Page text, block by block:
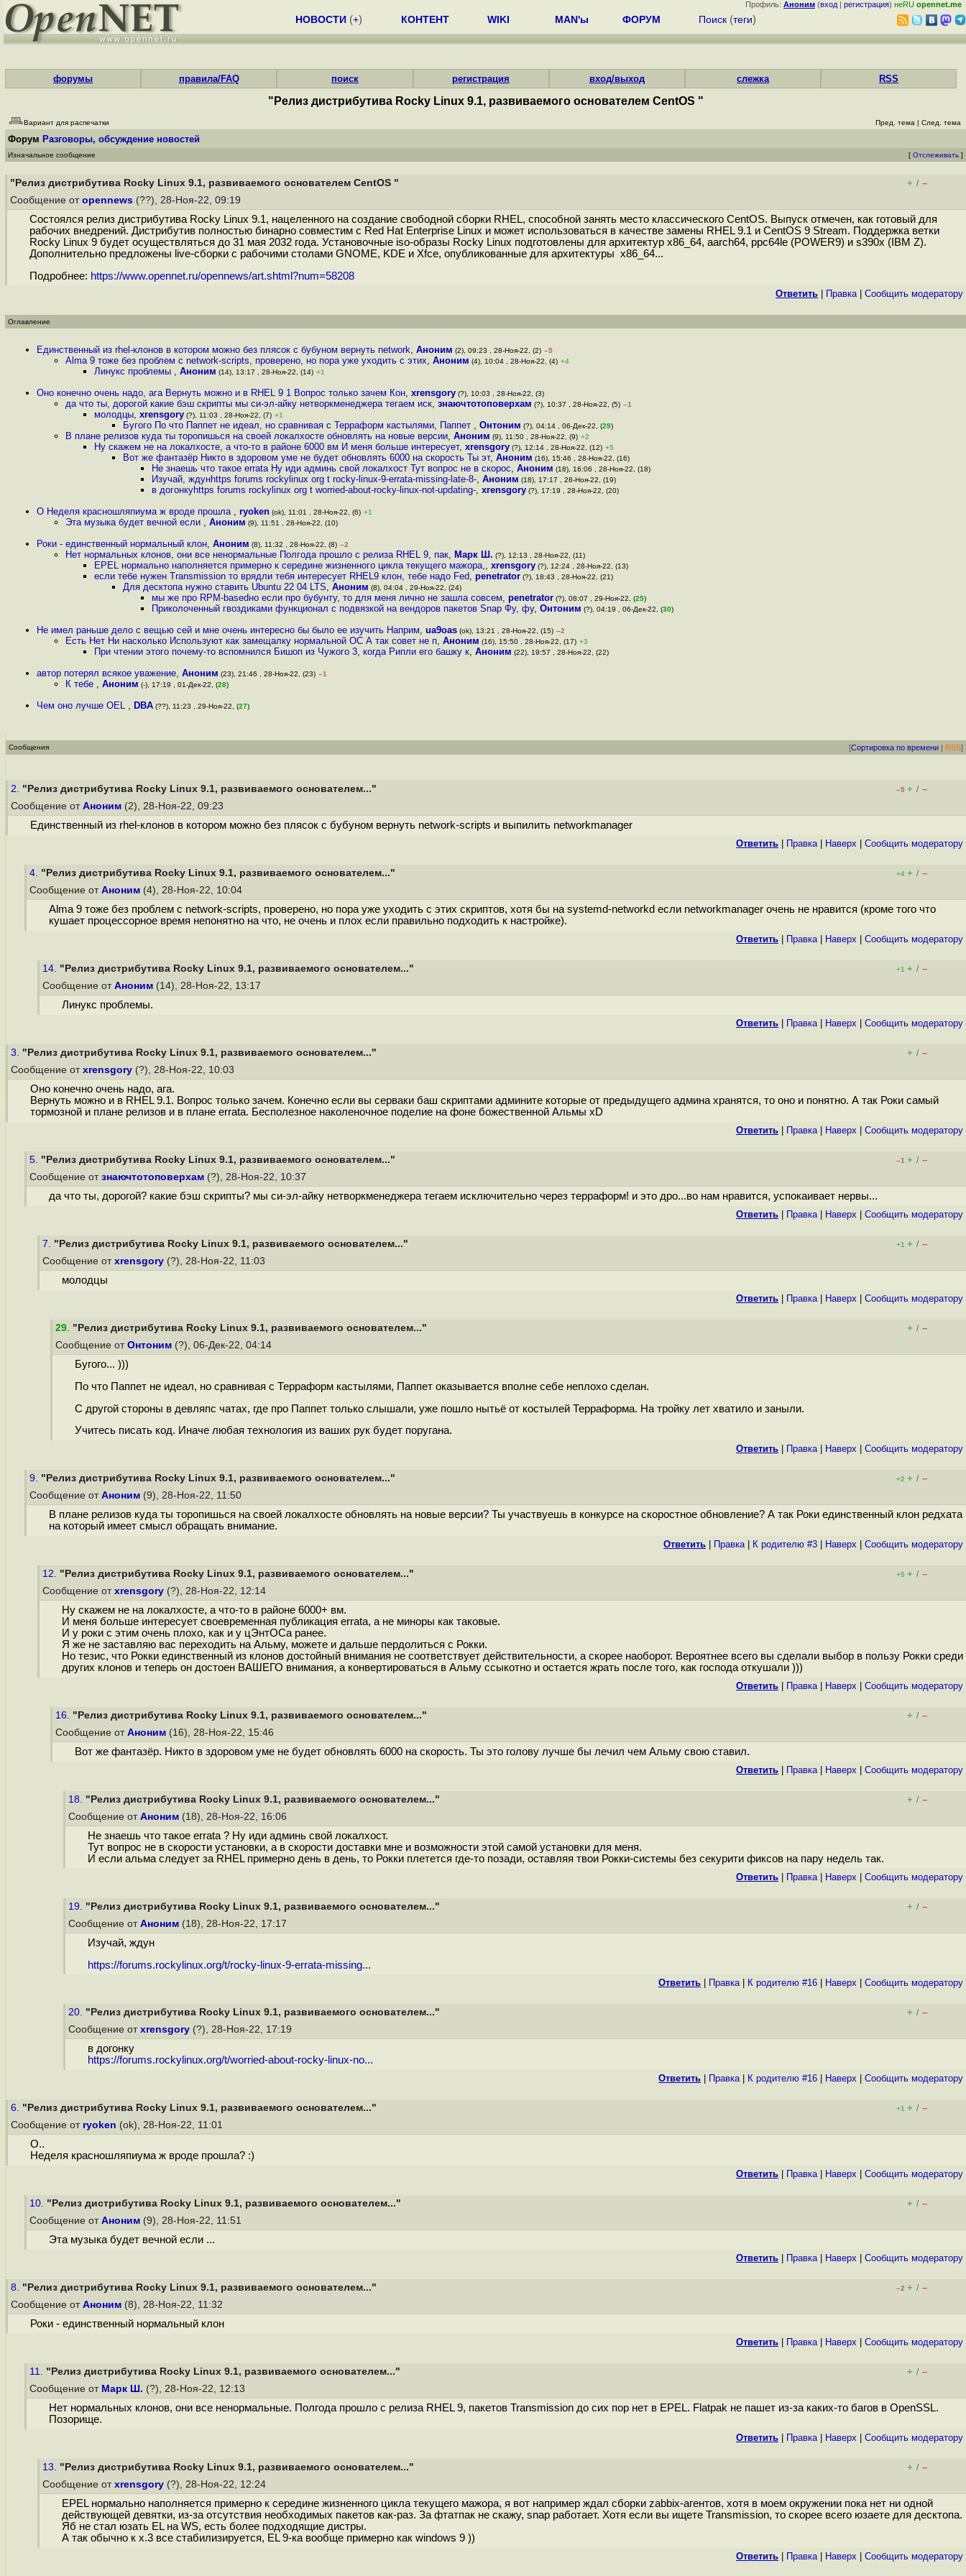
Профиль: Аноним (вход | регистрация) неRU opennet.me
НОВОСТИ (+) КОНТЕНТ WIKI MAN'ы ФОРУМ Поиск (теги)
форумы правила/FAQ поиск регистрация вход/выход слежка RSS
"Релиз дистрибутива Rocky Linux 9.1, развиваемого основателем CentOS "
Вариант для распечатки Пред. тема | След. тема
Форум Разговоры, обсуждение новостей
Изначальное сообщение [ Отслеживать ]
"Релиз дистрибутива Rocky Linux 9.1, развиваемого основателем CentOS " + / –
Сообщение от opennews (??), 28-Ноя-22, 09:19
Состоялся релиз дистрибутива Rocky Linux 9.1, нацеленного на создание свободной сборки RHEL, способной занять место классического CentOS. Выпуск отмечен, как готовый для
рабочих внедрений. Дистрибутив полностью бинарно совместим с Red Hat Enterprise Linux и может использоваться в качестве замены RHEL 9.1 и CentOS 9 Stream. Поддержка ветки
Rocky Linux 9 будет осуществляться до 31 мая 2032 года. Установочные iso-образы Rocky Linux подготовлены для архитектур x86_64, aarch64, ppc64le (POWER9) и s390x (IBM Z).
Дополнительно предложены live-сборки с рабочими столами GNOME, KDE и Xfce, опубликованные для архитектуры x86_64...
Подробнее: https://www.opennet.ru/opennews/art.shtml?num=58208
Ответить Правка| Cообщить модератору
Оглавление
Единственный из rhel-клонов в котором можно без плясок с бубуном вернуть network, Аноним (2), 09:23 , 28-Ноя-22, (2) –5
Alma 9 тоже без проблем с network-scripts, проверено, но пора уже уходить с этих, Аноним (4), 10:04 , 28-Ноя-22, (4) +4
Линукс проблемы , Аноним (14), 13:17 , 28-Ноя-22, (14) +1
Оно конечно очень надо, ага Вернуть можно и в RHEL 9 1 Вопрос только зачем Кон, xrensgory (?), 10:03 , 28-Ноя-22, (3)
да что ты, дорогой какие бэш скрипты мы си-эл-айку нетворкменеджера тегаем иск, знаючтотоповерхам (?), 10:37 , 28-Ноя-22, (5) –1
молодцы, xrensgory (?), 11:03 , 28-Ноя-22, (7) +1
Бугого По что Паппет не идеал, но сравнивая с Терраформ кастылями, Паппет , Онтоним (?), 04:14 , 06-Дек-22, (29)
В плане релизов куда ты торопишься на своей локалхосте обновлять на новые версии, Аноним (9), 11:50 , 28-Ноя-22, (9) +2
Ну скажем не на локалхосте, а что-то в районе 6000 вм И меня больше интересует, xrensgory (?), 12:14 , 28-Ноя-22, (12) +5
Вот же фантазёр Никто в здоровом уме не будет обновлять 6000 на скорость Ты эт, Аноним (16), 15:46 , 28-Ноя-22, (16)
Не знаешь что такое errata Ну иди админь свой локалхост Тут вопрос не в скорос, Аноним (18), 16:06 , 28-Ноя-22, (18)
Изучай, ждунhttps forums rockylinux org t rocky-linux-9-errata-missing-late-8-, Аноним (18), 17:17 , 28-Ноя-22, (19)
в догонкуhttps forums rockylinux org t worried-about-rocky-linux-not-updating-, xrensgory (?), 17:19 , 28-Ноя-22, (20)
О Неделя красношляпиума ж вроде прошла , ryoken (ok), 11:01 , 28-Ноя-22, (6) +1
Эта музыка будет вечной если , Аноним (9), 11:51 , 28-Ноя-22, (10)
Роки - единственный нормальный клон, Аноним (8), 11:32 , 28-Ноя-22, (8) –2
Нет нормальных клонов, они все ненормальные Полгода прошло с релиза RHEL 9, пак, Марк Ш. (?), 12:13 , 28-Ноя-22, (11)
EPEL нормально наполняется примерно к середине жизненного цикла текущего мажора,, xrensgory (?), 12:24 , 28-Ноя-22, (13)
если тебе нужен Transmission то врядли тебя интересует RHEL9 клон, тебе надо Fed, penetrator (?), 18:43 , 28-Ноя-22, (21)
Для десктопа нужно ставить Ubuntu 22 04 LTS, Аноним (8), 04:04 , 29-Ноя-22, (24)
мы же про RPM-basedно если про бубунту, то для меня лично не зашла совсем, penetrator (?), 08:07 , 29-Ноя-22, (25)
Приколоченный гвоздиками функционал с подвязкой на вендоров пакетов Snap Фу, фу, Онтоним (?), 04:19 , 06-Дек-22, (30)
Не имел раньше дело с вещью сей и мне очень интересно бы было ее изучить Наприм, ua9oas (ok), 13:21 , 28-Ноя-22, (15) –2
Есть Нет Ни насколько Используют как замещалку нормальной ОС А так совет не п, Аноним (16), 15:50 , 28-Ноя-22, (17) +3
При чтении этого почему-то вспомнился Бишоп из Чужого 3, когда Рипли его башку к, Аноним (22), 19:57 , 28-Ноя-22, (22)
автор потерял всякое уважение, Аноним (23), 21:46 , 28-Ноя-22, (23) –1
К тебе , Аноним (-), 17:19 , 01-Дек-22, (28)
Чем оно лучше OEL , DBA (??), 11:23 , 29-Ноя-22, (27)
Сообщения [Сортировка по времени | RSS]
2. "Релиз дистрибутива Rocky Linux 9.1, развиваемого основателем..." –5 + / –
Сообщение от Аноним (2), 28-Ноя-22, 09:23
Единственный из rhel-клонов в котором можно без плясок с бубуном вернуть network-scripts и выпилить networkmanager
Ответить Правка| Наверх Cообщить модератору
4. "Релиз дистрибутива Rocky Linux 9.1, развиваемого основателем..." +4 + / –
Сообщение от Аноним (4), 28-Ноя-22, 10:04
Alma 9 тоже без проблем с network-scripts, проверено, но пора уже уходить с этих скриптов, хотя бы на systemd-networkd если networkmanager очень не нравится (кроме того что
кушает процессорное время непонятно на что, не очень и плох если правильно подходить к настройке).
Ответить Правка| Наверх Cообщить модератору
14. "Релиз дистрибутива Rocky Linux 9.1, развиваемого основателем..." +1 + / –
Сообщение от Аноним (14), 28-Ноя-22, 13:17
Линукс проблемы.
Ответить Правка| Наверх Cообщить модератору
3. "Релиз дистрибутива Rocky Linux 9.1, развиваемого основателем..." + / –
Сообщение от xrensgory (?), 28-Ноя-22, 10:03
Оно конечно очень надо, ага.
Вернуть можно и в RHEL 9.1. Вопрос только зачем. Конечно если вы серваки баш скриптами админите которые от предыдущего админа хранятся, то оно и понятно. А так Роки самый
тормозной и плане релизов и в плане errata. Бесполезное наколеночное поделие на фоне божественной Альмы xD
Ответить Правка| Наверх Cообщить модератору
5. "Релиз дистрибутива Rocky Linux 9.1, развиваемого основателем..." –1 + / –
Сообщение от знаючтотоповерхам (?), 28-Ноя-22, 10:37
да что ты, дорогой? какие бэш скрипты? мы си-эл-айку нетворкменеджера тегаем исключительно через терраформ! и это дро...во нам нравится, успокаивает нервы...
Ответить Правка| Наверх Cообщить модератору
7. "Релиз дистрибутива Rocky Linux 9.1, развиваемого основателем..." +1 + / –
Сообщение от xrensgory (?), 28-Ноя-22, 11:03
молодцы
Ответить Правка| Наверх Cообщить модератору
29. "Релиз дистрибутива Rocky Linux 9.1, развиваемого основателем..." + / –
Сообщение от Онтоним (?), 06-Дек-22, 04:14
Бугого... )))
По что Паппет не идеал, но сравнивая с Терраформ кастылями, Паппет оказывается вполне себе неплохо сделан.
С другой стороны в девляпс чатах, где про Паппет только слышали, уже пошло нытьё от костылей Терраформа. На тройку лет хватило и заныли.
Учитесь писать код. Иначе любая технология из ваших рук будет поругана.
Ответить Правка| Наверх Cообщить модератору
9. "Релиз дистрибутива Rocky Linux 9.1, развиваемого основателем..." +2 + / –
Сообщение от Аноним (9), 28-Ноя-22, 11:50
В плане релизов куда ты торопишься на своей локалхосте обновлять на новые версии? Ты участвуешь в конкурсе на скоростное обновление? А так Роки единственный клон редхата
на который имеет смысл обращать внимание.
Ответить Правка| К родителю #3 Наверх Cообщить модератору
12. "Релиз дистрибутива Rocky Linux 9.1, развиваемого основателем..." +5 + / –
Сообщение от xrensgory (?), 28-Ноя-22, 12:14
Ну скажем не на локалхосте, а что-то в районе 6000+ вм.
И меня больше интересует своевременная публикация errata, а не миноры как таковые.
И у роки с этим очень плохо, как и у цЭнтОСа ранее.
Я же не заставляю вас переходить на Альму, можете и дальше пердолиться с Рокки.
Но тезис, что Рокки единственный из клонов достойный внимания не соответствует действительности, а скорее наоборот. Вероятнее всего вы сделали выбор в пользу Рокки среди
других клонов и теперь он достоен ВАШЕГО внимания, а конвертироваться в Альму ссыкотно и остается жрать после того, как господа откушали )))
Ответить Правка| Наверх Cообщить модератору
16. "Релиз дистрибутива Rocky Linux 9.1, развиваемого основателем..." + / –
Сообщение от Аноним (16), 28-Ноя-22, 15:46
Вот же фантазёр. Никто в здоровом уме не будет обновлять 6000 на скорость. Ты это голову лучше бы лечил чем Альму свою ставил.
Ответить Правка| Наверх Cообщить модератору
18. "Релиз дистрибутива Rocky Linux 9.1, развиваемого основателем..." + / –
Сообщение от Аноним (18), 28-Ноя-22, 16:06
Не знаешь что такое errata ? Ну иди админь свой локалхост.
Тут вопрос не в скорости установки, а в скорости доставки мне и возможности этой самой установки для меня.
И если альма следует за RHEL примерно день в день, то Рокки плетется где-то позади, оставляя твои Рокки-системы без секурити фиксов на пару недель так.
Ответить Правка| Наверх Cообщить модератору
19. "Релиз дистрибутива Rocky Linux 9.1, развиваемого основателем..." + / –
Сообщение от Аноним (18), 28-Ноя-22, 17:17
Изучай, ждун
https://forums.rockylinux.org/t/rocky-linux-9-errata-missing...
Ответить Правка| К родителю #16 Наверх Cообщить модератору
20. "Релиз дистрибутива Rocky Linux 9.1, развиваемого основателем..." + / –
Сообщение от xrensgory (?), 28-Ноя-22, 17:19
в догонку
https://forums.rockylinux.org/t/worried-about-rocky-linux-no...
Ответить Правка| К родителю #16 Наверх Cообщить модератору
6. "Релиз дистрибутива Rocky Linux 9.1, развиваемого основателем..." +1 + / –
Сообщение от ryoken (ok), 28-Ноя-22, 11:01
О..
Неделя красношляпиума ж вроде прошла? :)
Ответить Правка| Наверх Cообщить модератору
10. "Релиз дистрибутива Rocky Linux 9.1, развиваемого основателем..." + / –
Сообщение от Аноним (9), 28-Ноя-22, 11:51
Эта музыка будет вечной если ...
Ответить Правка| Наверх Cообщить модератору
8. "Релиз дистрибутива Rocky Linux 9.1, развиваемого основателем..." –2 + / –
Сообщение от Аноним (8), 28-Ноя-22, 11:32
Роки - единственный нормальный клон
Ответить Правка| Наверх Cообщить модератору
11. "Релиз дистрибутива Rocky Linux 9.1, развиваемого основателем..." + / –
Сообщение от Марк Ш. (?), 28-Ноя-22, 12:13
Нет нормальных клонов, они все ненормальные. Полгода прошло с релиза RHEL 9, пакетов Transmission до сих пор нет в EPEL. Flatpak не пашет из-за каких-то багов в OpenSSL.
Позорище.
Ответить Правка| Наверх Cообщить модератору
13. "Релиз дистрибутива Rocky Linux 9.1, развиваемого основателем..." + / –
Сообщение от xrensgory (?), 28-Ноя-22, 12:24
EPEL нормально наполняется примерно к середине жизненного цикла текущего мажора, я вот например ждал сборки zabbix-агентов, хотя в моем окружении пока нет ни одной
действующей девятки, из-за отсутствия необходимых пакетов как-раз. За фтатпак не скажу, snap работает. Хотя если вы ищете Transmission, то скорее всего юзаете для десктопа.
Яб не стал юзать EL на WS, есть более подходящие дистры.
А так обычно к x.3 все стабилизируется, EL 9-ка вообще примерно как windows 9 ))
Ответить Правка| Наверх Cообщить модератору